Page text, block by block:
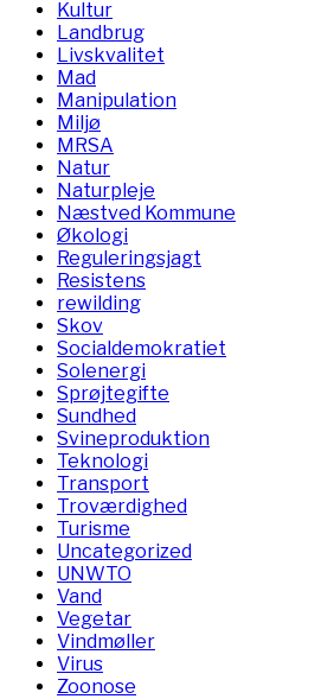
Kultur
Landbrug
Livskvalitet
Mad
Manipulation
Miljø
MRSA
Natur
Naturpleje
Næstved Kommune
Økologi
Reguleringsjagt
Resistens
rewilding
Skov
Socialdemokratiet
Solenergi
Sprøjtegifte
Sundhed
Svineproduktion
Teknologi
Transport
Troværdighed
Turisme
Uncategorized
UNWTO
Vand
Vegetar
Vindmøller
Virus
Zoonose